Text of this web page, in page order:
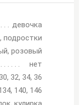
девочка
подростки
розовый
нет
32, 34, 36
140, 146